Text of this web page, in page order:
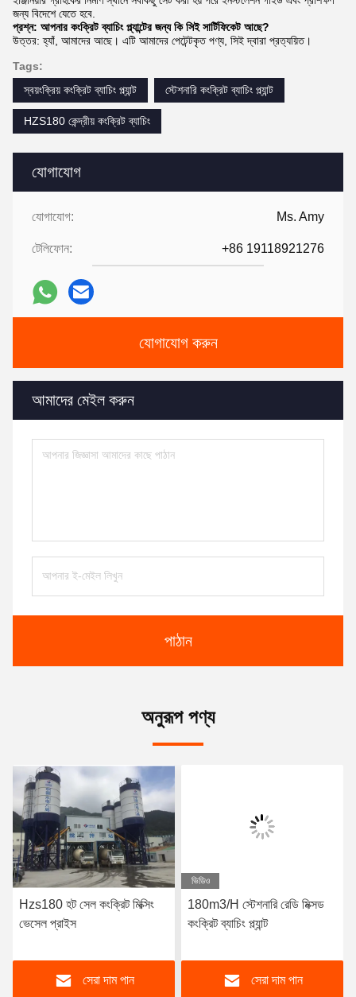
যোগাযোগ
যোগাযোগ: Ms. Amy
টেলিফোন: +86 19118921276
যোগাযোগ করুন
আমাদের মেইল ​​করুন
পাঠান
জন্য বিদেশে যেতে হবে.
প্রশ্ন: আপনার কংক্রিট ব্যাচিং প্ল্যান্টের জন্য কি সিই সার্টিফিকেট আছে?
উত্তর: হ্যাঁ, আমাদের আছে। এটি আমাদের পেটেন্টকৃত পণ্য, সিই দ্বারা প্রত্যয়িত।
Tags:
স্বয়ংক্রিয় কংক্রিট ব্যাচিং প্ল্যান্ট
স্টেশনারি কংক্রিট ব্যাচিং প্ল্যান্ট
HZS180 কেন্দ্রীয় কংক্রিট ব্যাচিং
অনুরূপ পণ্য
Hzs180 হট সেল কংক্রিট মিক্সিং
ভেসেল প্রাইস
সেরা দাম পান
ভিডিও
180m3/H স্টেশনারি রেডি মিক্সড
কংক্রিট ব্যাচিং প্ল্যান্ট
সেরা দাম পান